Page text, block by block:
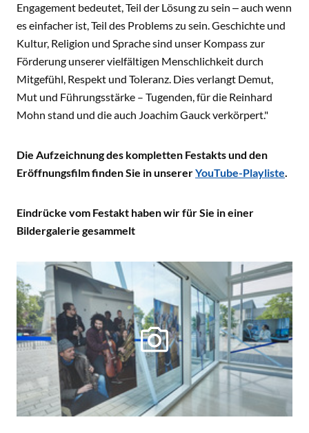
Engagement bedeutet, Teil der Lösung zu sein ‒ auch wenn
es einfacher ist, Teil des Problems zu sein. Geschichte und
Kultur, Religion und Sprache sind unser Kompass zur
Förderung unserer vielfältigen Menschlichkeit durch
Mitgefühl, Respekt und Toleranz. Dies verlangt Demut,
Mut und Führungsstärke – Tugenden, für die Reinhard
Mohn stand und die auch Joachim Gauck verkörpert."
Die Aufzeichnung des kompletten Festakts und den
Eröffnungsfilm finden Sie in unsererYouTube-Playliste.
Eindrücke vom Festakt haben wir für Sie in einer
Bildergalerie gesammelt